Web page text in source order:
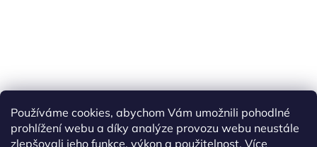
Používáme cookies, abychom Vám umožnili pohodlné
prohlížení webu a díky analýze provozu webu neustále
zlepšovali jeho funkce, výkon a použitelnost. Více
Tisíce výdejních míst po celé ČR